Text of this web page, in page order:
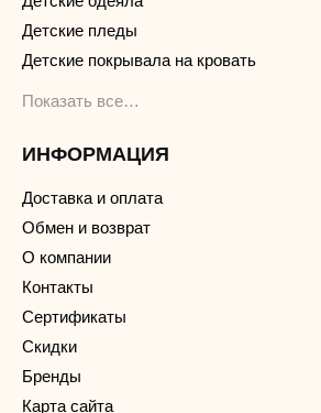
Детские пледы
Детские покрывала на кровать
Показать все…
ИНФОРМАЦИЯ
Доставка и оплата
Обмен и возврат
О компании
Контакты
Сертификаты
Скидки
Бренды
Карта сайта